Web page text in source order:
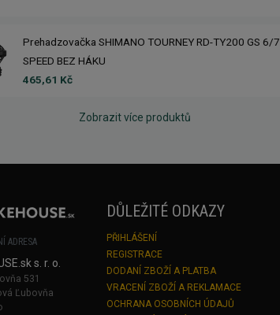
Prehadzovačka SHIMANO TOURNEY RD-TY200 GS 6/7
SPEED BEZ HÁKU
465,61 Kč
Zobrazit více produktů
ADRESA
s. r. o.
531
Ľubovňa
DŮLEŽITÉ ODKAZY
PŘIHLÁŠENÍ
REGISTRACE
DODANÍ ZBOŽÍ A PLATBA
VRACENÍ ZBOŽÍ A REKLAMACE
OCHRANA OSOBNÍCH ÚDAJŮ